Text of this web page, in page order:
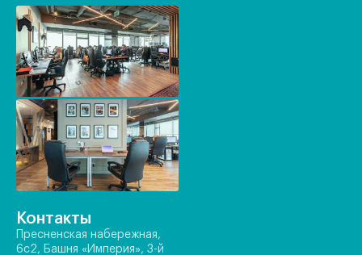
Контакты
Пресненская набережная,
6с2, Башня «Империя», 3-й